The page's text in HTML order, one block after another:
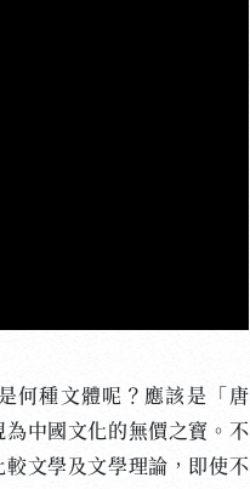
何種文體呢？應該是「唐
中國文化的無價之寶。不
文學及文學理論，即使不